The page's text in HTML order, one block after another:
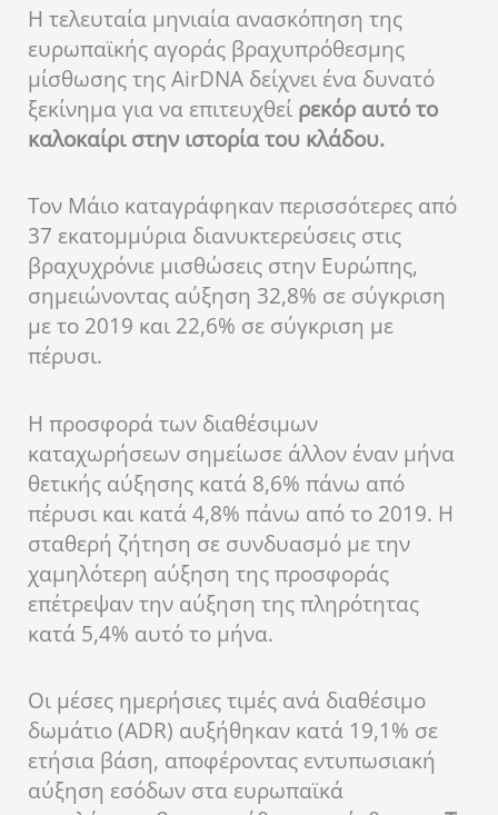
Η τελευταία μηνιαία ανασκόπηση της
ευρωπαϊκής αγοράς βραχυπρόθεσμης
μίσθωσης της AirDNA δείχνει ένα δυνατό
ξεκίνημα για να επιτευχθεί ρεκόρ αυτό το
καλοκαίρι στην ιστορία του κλάδου.
Τον Μάιο καταγράφηκαν περισσότερες από
37 εκατομμύρια διανυκτερεύσεις στις
βραχυχρόνιε μισθώσεις στην Ευρώπης,
σημειώνοντας αύξηση 32,8% σε σύγκριση
με το 2019 και 22,6% σε σύγκριση με
πέρυσι.
Η προσφορά των διαθέσιμων
καταχωρήσεων σημείωσε άλλον έναν μήνα
θετικής αύξησης κατά 8,6% πάνω από
πέρυσι και κατά 4,8% πάνω από το 2019. Η
σταθερή ζήτηση σε συνδυασμό με την
χαμηλότερη αύξηση της προσφοράς
επέτρεψαν την αύξηση της πληρότητας
κατά 5,4% αυτό το μήνα.
Οι μέσες ημερήσιες τιμές ανά διαθέσιμο
δωμάτιο (ADR) αυξήθηκαν κατά 19,1% σε
ετήσια βάση, αποφέροντας εντυπωσιακή
αύξηση εσόδων στα ευρωπαϊκά